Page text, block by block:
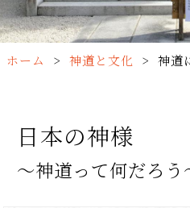
ホーム > 神道と文化 > 神道
日本の神様
〜神道って何だろう